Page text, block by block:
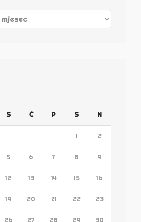
S Č P S N
1 2
5 6 7 8 9
12 13 14 15 16
19 20 21 22 23
26 27 28 29 30